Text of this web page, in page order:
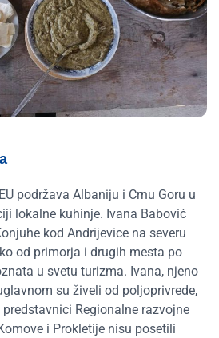
podržava Albaniju i Crnu Goru u
lokalne kuhinje. Ivana Babović
kod Andrijevice na severu
od primorja i drugih mesta po
u svetu turizma. Ivana, njeno
su živeli od poljoprivrede,
Regionalne razvojne
i Prokletije nisu posetili